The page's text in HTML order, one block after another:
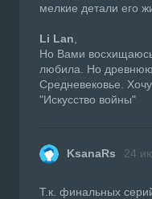
мелкие детали его
Li Lan
Но Вами
любила. Но
Средневековье.
"Искусство войны"
KsanaRs 24
Т.к. финальных